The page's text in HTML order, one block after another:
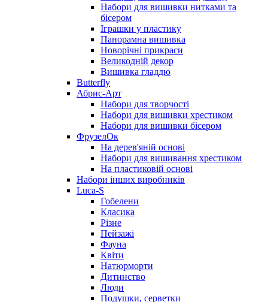
Набори для вишивки нитками та
бісером
Іграшки у пластику
Панорамна вишивка
Новорічні прикраси
Великодній декор
Вишивка гладдю
Butterfly
Абрис-Арт
Набори для творчості
Набори для вишивки хрестиком
Набори для вишивки бісером
ФрузелОк
На дерев'яній основі
Набори для вишивання хрестиком
На пластиковій основі
Набори інших виробників
Luca-S
Гобелени
Класика
Різне
Пейзажі
Фауна
Квіти
Натюрморти
Дитинство
Люди
Подушки, серветки